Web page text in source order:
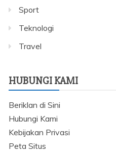
Sport
Teknologi
Travel
HUBUNGI KAMI
Beriklan di Sini
Hubungi Kami
Kebijakan Privasi
Peta Situs